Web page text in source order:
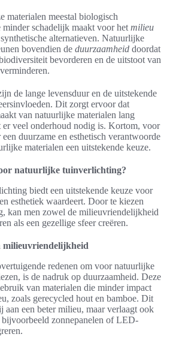
materialen meestal biologisch
minder schadelijk maakt voor het milieu
alternatieven. Natuurlijke
bovendien de duurzaamheid doordat
bevorderen en de uitstoot van
de lange levensduur en de uitstekende
Dit zorgt ervoor dat
van natuurlijke materialen lang
er veel onderhoud nodig is. Kortom, voor
duurzame en esthetisch verantwoorde
materialen een uitstekende keuze.
natuurlijke tuinverlichting?
biedt een uitstekende keuze voor
esthetiek waardeert. Door te kiezen
kan men zowel de milieuvriendelijkheid
als een gezellige sfeer creëren.
milieuvriendelijkheid
redenen om voor natuurlijke
is de nadruk op duurzaamheid. Deze
van materialen die minder impact
zoals gerecycled hout en bamboe. Dit
aan een beter milieu, maar verlaagt ook
bijvoorbeeld zonnepanelen of LED-